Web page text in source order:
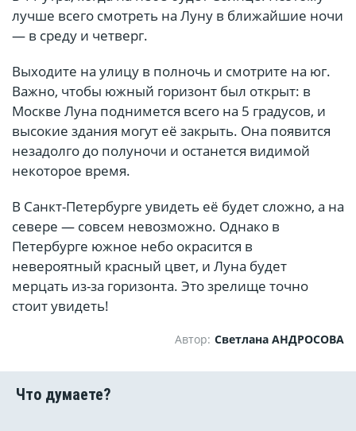
лучше всего смотреть на Луну в ближайшие ночи
— в среду и четверг.
Выходите на улицу в полночь и смотрите на юг.
Важно, чтобы южный горизонт был открыт: в
Москве Луна поднимется всего на 5 градусов, и
высокие здания могут её закрыть. Она появится
незадолго до полуночи и останется видимой
некоторое время.
В Санкт-Петербурге увидеть её будет сложно, а на
севере — совсем невозможно. Однако в
Петербурге южное небо окрасится в
невероятный красный цвет, и Луна будет
мерцать из-за горизонта. Это зрелище точно
стоит увидеть!
Автор: Светлана АНДРОСОВА